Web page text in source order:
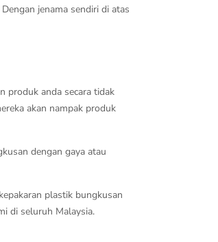
jenama sendiri di atas
produk anda secara tidak
akan nampak produk
dengan gaya atau
plastik bungkusan
di seluruh Malaysia.